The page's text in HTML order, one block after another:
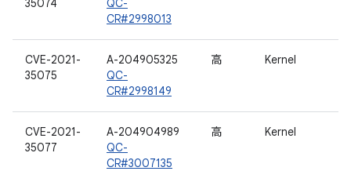
35074
QC-
CR#2998013
CVE-2021-
35075
A-204905325
QC-
CR#2998149
高 Kernel
CVE-2021-
35077
A-204904989
QC-
CR#3007135
高 Kernel